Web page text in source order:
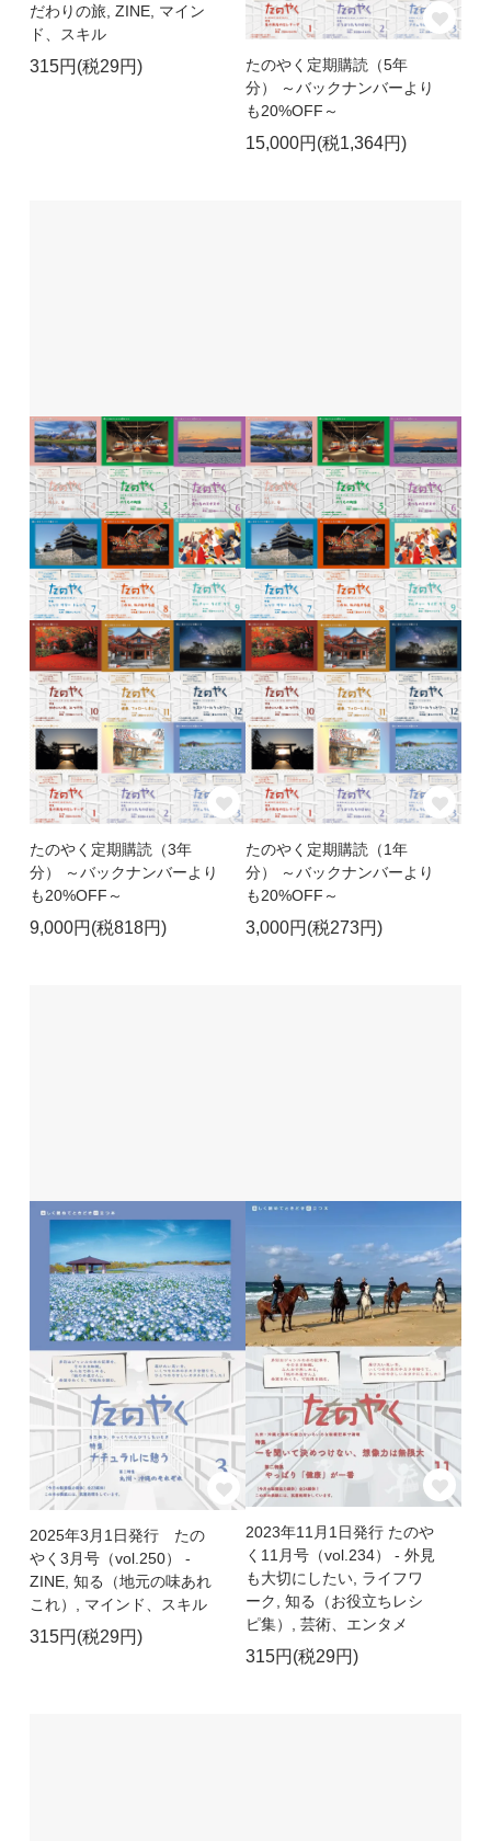
だわりの旅, ZINE, マイン
ド、スキル
315円(税29円)
たのやく定期購読（5年
分） ～バックナンバーより
も20%OFF～
15,000円(税1,364円)
たのやく定期購読（3年
分） ～バックナンバーより
も20%OFF～
9,000円(税818円)
たのやく定期購読（1年
分） ～バックナンバーより
も20%OFF～
3,000円(税273円)
2025年3月1日発行 たの
やく3月号（vol.250） -
ZINE, 知る（地元の味あれ
これ）, マインド、スキル
315円(税29円)
2023年11月1日発行 たのや
く11月号（vol.234） - 外見
も大切にしたい, ライフワ
ーク, 知る（お役立ちレシ
ピ集）, 芸術、エンタメ
315円(税29円)